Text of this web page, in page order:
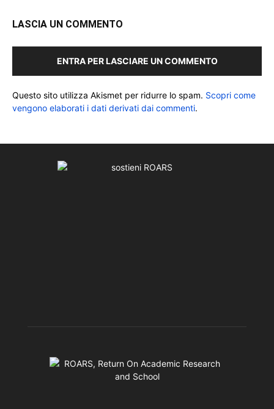
LASCIA UN COMMENTO
ENTRA PER LASCIARE UN COMMENTO
Questo sito utilizza Akismet per ridurre lo spam. Scopri come
vengono elaborati i dati derivati dai commenti.